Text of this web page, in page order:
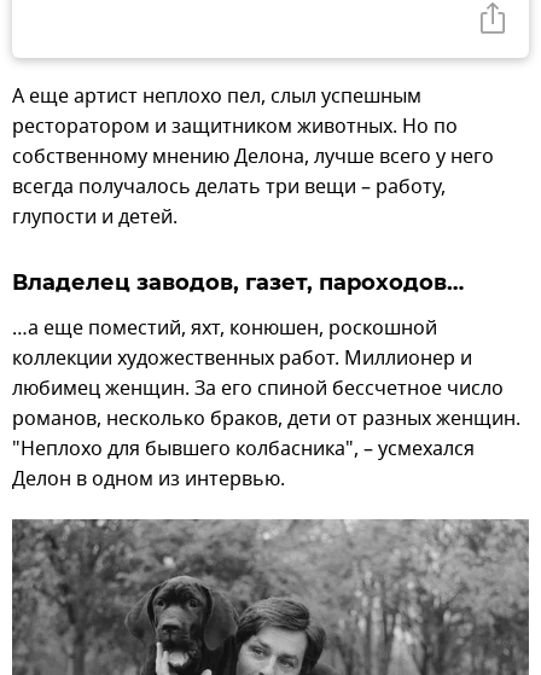
А еще артист неплохо пел, слыл успешным
ресторатором и защитником животных. Но по
собственному мнению Делона, лучше всего у него
всегда получалось делать три вещи – работу,
глупости и детей.
Владелец заводов, газет, пароходов…
…а еще поместий, яхт, конюшен, роскошной
коллекции художественных работ. Миллионер и
любимец женщин. За его спиной бессчетное число
романов, несколько браков, дети от разных женщин.
"Неплохо для бывшего колбасника", – усмехался
Делон в одном из интервью.